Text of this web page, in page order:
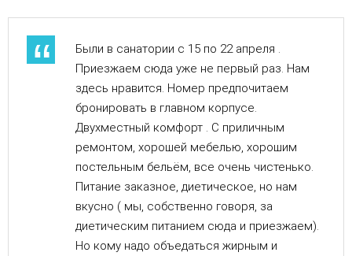
Были в санатории с 15 по 22 апреля .
Приезжаем сюда уже не первый раз. Нам
здесь нравится. Номер предпочитаем
бронировать в главном корпусе.
Двухместный комфорт . С приличным
ремонтом, хорошей мебелью, хорошим
постельным бельём, все очень чистенько.
Питание заказное, диетическое, но нам
вкусно ( мы, собственно говоря, за
диетическим питанием сюда и приезжаем).
Но кому надо объедаться жирным и